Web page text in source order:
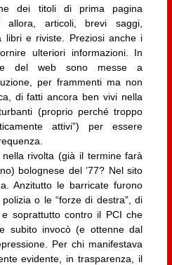
dei titoli di prima pagina
articoli, brevi saggi,
libri e riviste. Preziosi anche i
ulteriori informazioni. In
del web sono messe a
per frammenti ma non
di fatti ancora ben vivi nella
(proprio perché troppo
attivi”) per essere
rivolta (già il termine farà
bolognese del ’77? Nel sito
Anzitutto le barricate furono
o le “forze di destra”, di
soprattutto contro il PCI che
subito invocò (e ottenne dal
Per chi manifestava
evidente, in trasparenza, il